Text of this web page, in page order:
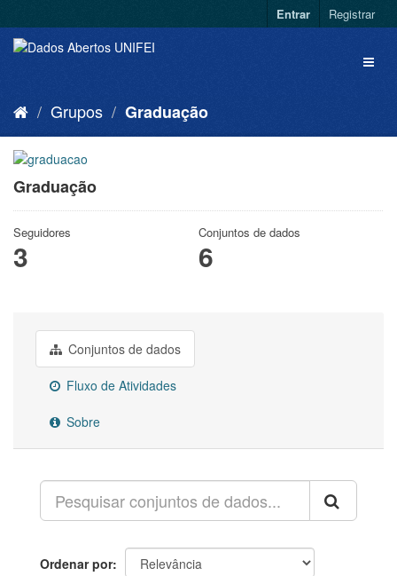
Entrar Registrar
Grupos Graduação
Graduação
Seguidores
3
Conjuntos de dados
6
Conjuntos de dados
Fluxo de Atividades
Sobre
Ordenar por